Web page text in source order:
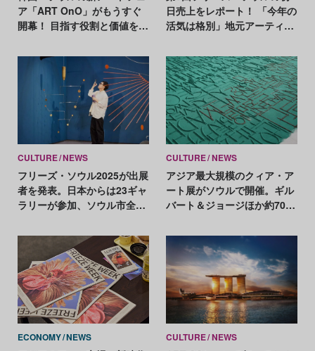
ア「ART OnO」がもうすぐ
開幕！ 目指す役割と価値をフ
日売上をレポート！ 「今年の
活気は格別」地元アーティス
CULTURE NEWS
フリーズ・ソウル2025が出展
者を発表。日本からは23ギャ
ラリーが参加、ソウル市全体
CULTURE NEWS
アジア最大規模のクィア・ア
ート展がソウルで開催。ギル
バート＆ジョージほか約70組
ECONOMY NEWS CULTURE NEWS